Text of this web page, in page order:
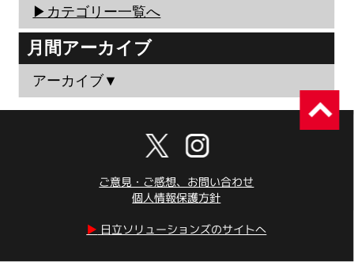
▶︎カテゴリー一覧へ
月間アーカイブ
アーカイブ▼
ご意見・ご感想、お問い合わせ
個人情報保護方針
▶︎ 日立ソリューションズのサイトへ